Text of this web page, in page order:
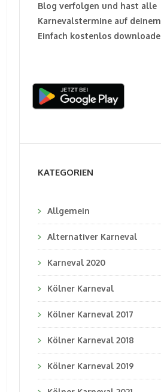
Blog verfolgen und hast alle
Karnevalstermine auf
Einfach kostenlos
KATEGORIEN
Allgemein
Alternativer Karneval
Karneval 2020
Kölner Karneval
Kölner Karneval 2017
Kölner Karneval 2018
Kölner Karneval 2019